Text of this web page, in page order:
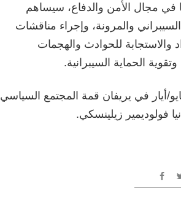
في مجال الأمن والدفاع، سيساهم
والمرونة، وإجراء مناقشات
والاستجابة للحوادث والهجمات
الحماية السيبرانية.
أفادت وكالة أوكرإنفورم، عُقدت في 4 مايو/أيار في يريفان قمة المجتمع السياسي
فولوديمير زيلينسكي.